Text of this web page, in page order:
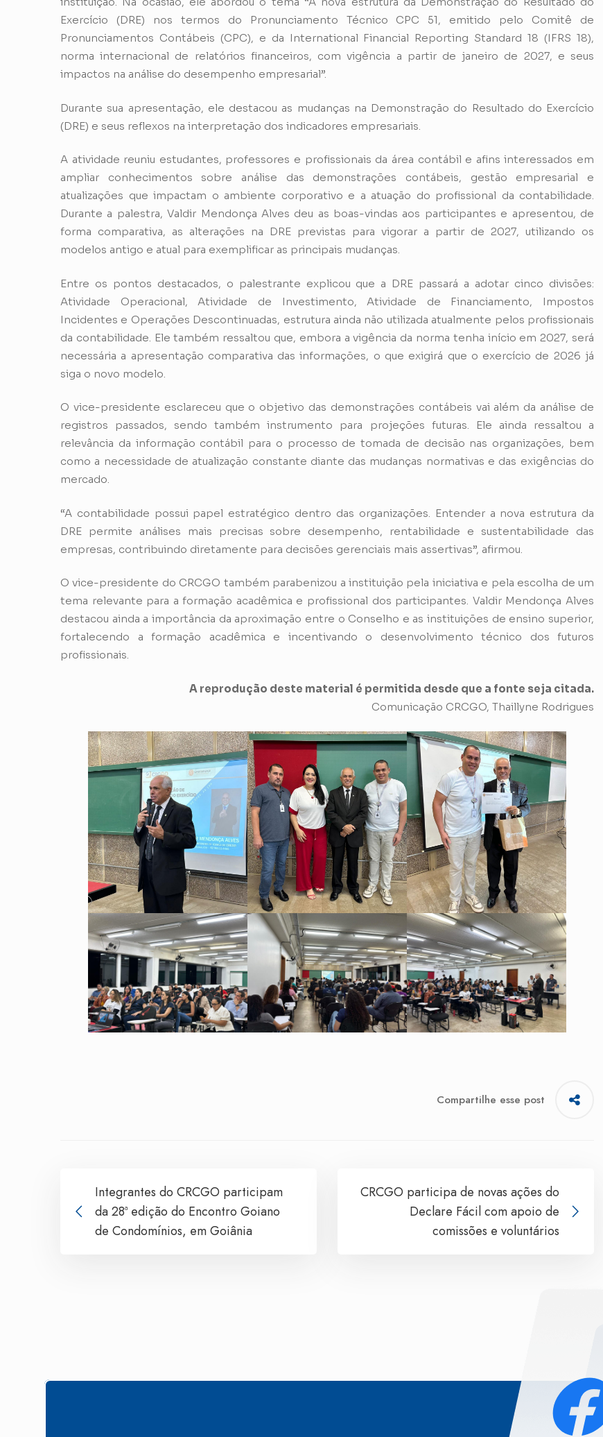
Exercício (DRE) nos termos do Pronunciamento Técnico CPC 51, emitido pelo Comitê de
Pronunciamentos Contábeis (CPC), e da International Financial Reporting Standard 18 (IFRS 18),
norma internacional de relatórios financeiros, com vigência a partir de janeiro de 2027, e seus
impactos na análise do desempenho empresarial”.
Durante sua apresentação, ele destacou as mudanças na Demonstração do Resultado do Exercício
(DRE) e seus reflexos na interpretação dos indicadores empresariais.
A atividade reuniu estudantes, professores e profissionais da área contábil e afins interessados em
ampliar conhecimentos sobre análise das demonstrações contábeis, gestão empresarial e
atualizações que impactam o ambiente corporativo e a atuação do profissional da contabilidade.
Durante a palestra, Valdir Mendonça Alves deu as boas-vindas aos participantes e apresentou, de
forma comparativa, as alterações na DRE previstas para vigorar a partir de 2027, utilizando os
modelos antigo e atual para exemplificar as principais mudanças.
Entre os pontos destacados, o palestrante explicou que a DRE passará a adotar cinco divisões:
Atividade Operacional, Atividade de Investimento, Atividade de Financiamento, Impostos
Incidentes e Operações Descontinuadas, estrutura ainda não utilizada atualmente pelos profissionais
da contabilidade. Ele também ressaltou que, embora a vigência da norma tenha início em 2027, será
necessária a apresentação comparativa das informações, o que exigirá que o exercício de 2026 já
siga o novo modelo.
O vice-presidente esclareceu que o objetivo das demonstrações contábeis vai além da análise de
registros passados, sendo também instrumento para projeções futuras. Ele ainda ressaltou a
relevância da informação contábil para o processo de tomada de decisão nas organizações, bem
como a necessidade de atualização constante diante das mudanças normativas e das exigências do
mercado.
“A contabilidade possui papel estratégico dentro das organizações. Entender a nova estrutura da
DRE permite análises mais precisas sobre desempenho, rentabilidade e sustentabilidade das
empresas, contribuindo diretamente para decisões gerenciais mais assertivas”, afirmou.
O vice-presidente do CRCGO também parabenizou a instituição pela iniciativa e pela escolha de um
tema relevante para a formação acadêmica e profissional dos participantes. Valdir Mendonça Alves
destacou ainda a importância da aproximação entre o Conselho e as instituições de ensino superior,
fortalecendo a formação acadêmica e incentivando o desenvolvimento técnico dos futuros
profissionais.
A reprodução deste material é permitida desde que a fonte seja citada.
Comunicação CRCGO, Thaillyne Rodrigues
Compartilhe esse post
Integrantes do CRCGO participam
da 28ª edição do Encontro Goiano
de Condomínios, em Goiânia
CRCGO participa de novas ações do
Declare Fácil com apoio de
comissões e voluntários